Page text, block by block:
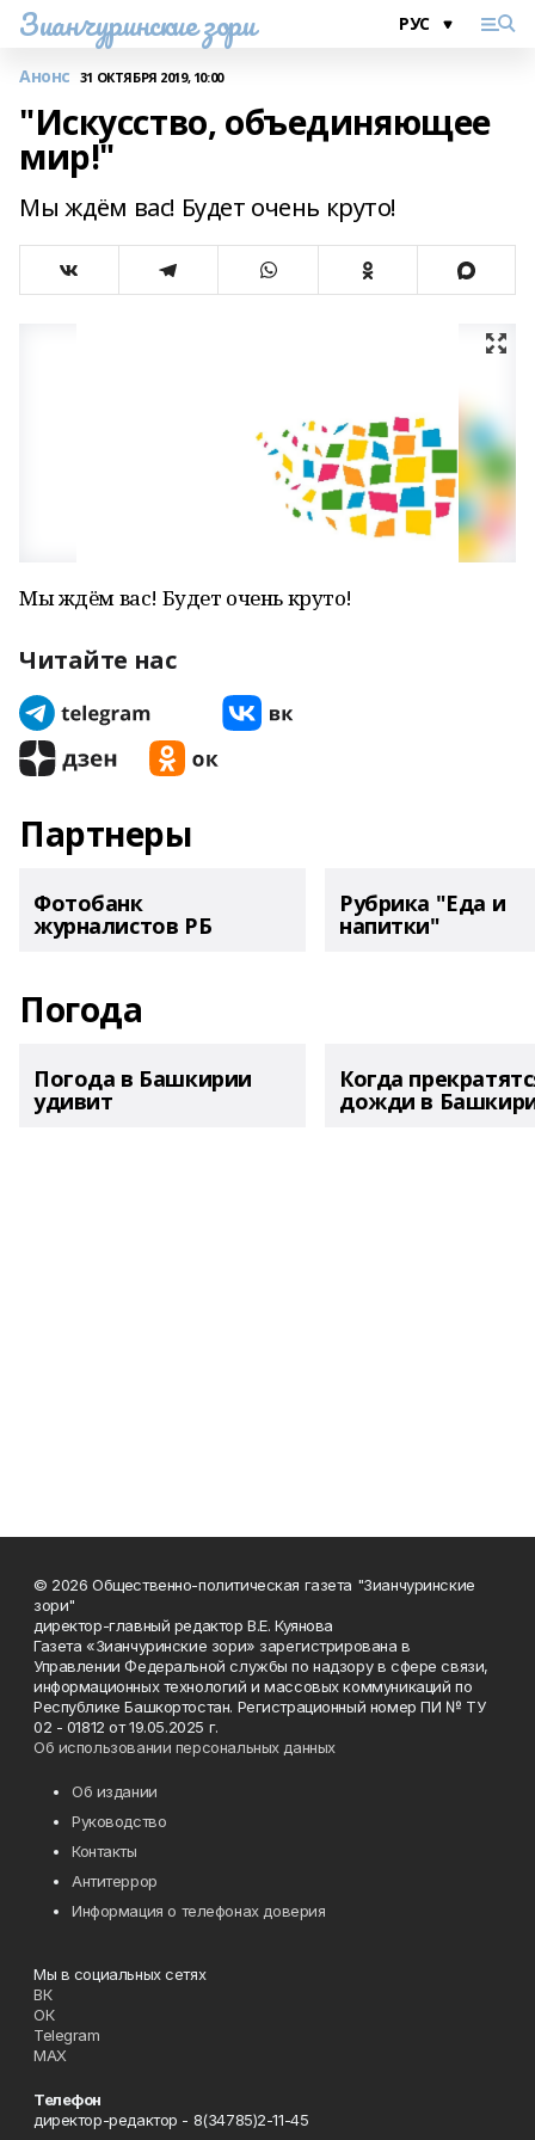
Зианчуринские зори
Анонс 31 ОКТЯБРЯ 2019, 10:00
"Искусство, объединяющее
мир!"
Мы ждём вас! Будет очень круто!
Мы ждём вас! Будет очень круто!
Читайте нас
Партнеры
Фотобанк
журналистов РБ
Рубрика "Еда и
напитки"
Погода
Погода в Башкирии
удивит
Когда
дожди в
© 2026 Общественно-политическая газета "Зианчуринские
зори"
директор-главный редактор В.Е. Куянова
Газета «Зианчуринские зори» зарегистрирована в
Управлении Федеральной службы по надзору в сфере связи,
информационных технологий и массовых коммуникаций по
Республике Башкортостан. Регистрационный номер ПИ № ТУ
02 - 01812 от 19.05.2025 г.
Об использовании персональных данных
Об издании
Руководство
Контакты
Антитеррор
Информация о телефонах доверия
Мы в социальных сетях
ВК
ОК
Telegram
MAX
Телефон
директор-редактор - 8(34785)2-11-45